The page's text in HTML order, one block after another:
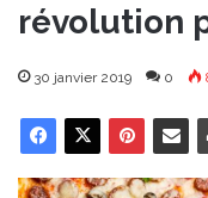
révolution
30 janvier 2019 0